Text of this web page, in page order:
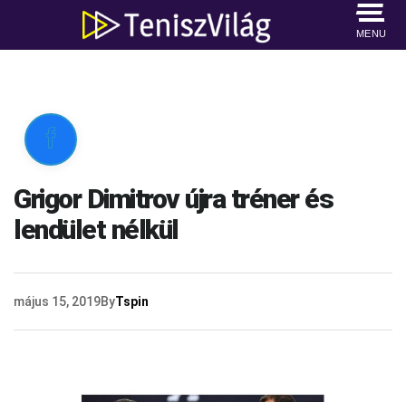
MENU

Grigor Dimitrov újra tréner és
lendület nélkül
május 15, 2019ByTspin